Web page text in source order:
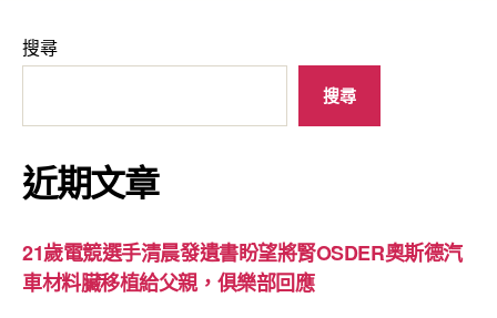
搜尋
搜尋
近期文章
21歲電競選手清晨發遺書盼望將腎OSDER奧斯德汽
車材料臟移植給父親，俱樂部回應